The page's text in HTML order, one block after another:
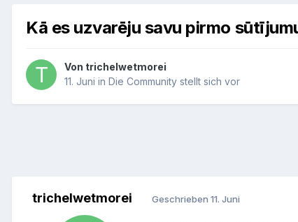
Kā es uzvarēju savu pirmo
Von trichelwetmorei
11. Juni in Die Community stellt sich vor
trichelwetmorei Geschrieben 11. Juni